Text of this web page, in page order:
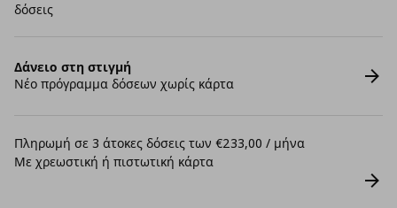
δόσεις
Δάνειο στη στιγμή
Νέο πρόγραμμα δόσεων χωρίς κάρτα
Πληρωμή σε 3 άτοκες δόσεις των €233,00 / μήνα
Με χρεωστική ή πιστωτική κάρτα